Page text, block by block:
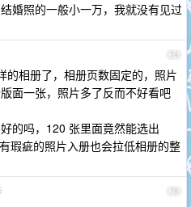
婚照的一般小一万，我就没有见过
74
的相册了，相册页数固定的，照片
面一张，照片多了反而不好看吧
的吗，120 张里面竟然能选出
瑕疵的照片入册也会拉低相册的整
75